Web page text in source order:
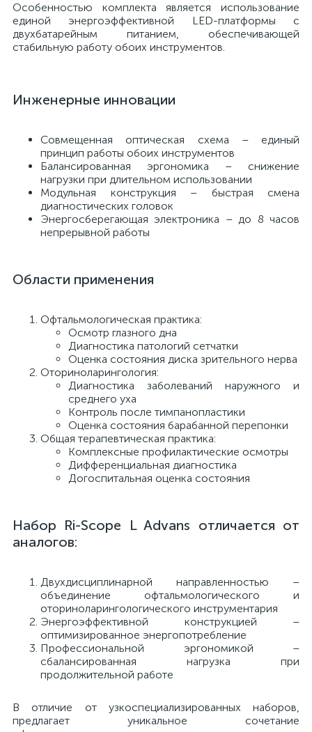
Особенностью комплекта является использование
единой энергоэффективной LED-платформы с
двухбатарейным питанием, обеспечивающей
стабильную работу обоих инструментов.
Инженерные инновации
Совмещенная оптическая схема – единый
принцип работы обоих инструментов
Балансированная эргономика – снижение
нагрузки при длительном использовании
Модульная конструкция – быстрая смена
диагностических головок
Энергосберегающая электроника – до 8 часов
непрерывной работы
Области применения
Офтальмологическая практика:
Осмотр глазного дна
Диагностика патологий сетчатки
Оценка состояния диска зрительного нерва
Оториноларингология:
Диагностика заболеваний наружного и
среднего уха
Контроль после тимпанопластики
Оценка состояния барабанной перепонки
Общая терапевтическая практика:
Комплексные профилактические осмотры
Дифференциальная диагностика
Догоспитальная оценка состояния
Набор Ri-Scope L Advans отличается от
аналогов:
Двухдисциплинарной направленностью –
объединение офтальмологического и
оториноларингологического инструментария
Энергоэффективной конструкцией –
оптимизированное энергопотребление
Профессиональной эргономикой –
сбалансированная нагрузка при
продолжительной работе
В отличие от узкоспециализированных наборов,
предлагает уникальное сочетание